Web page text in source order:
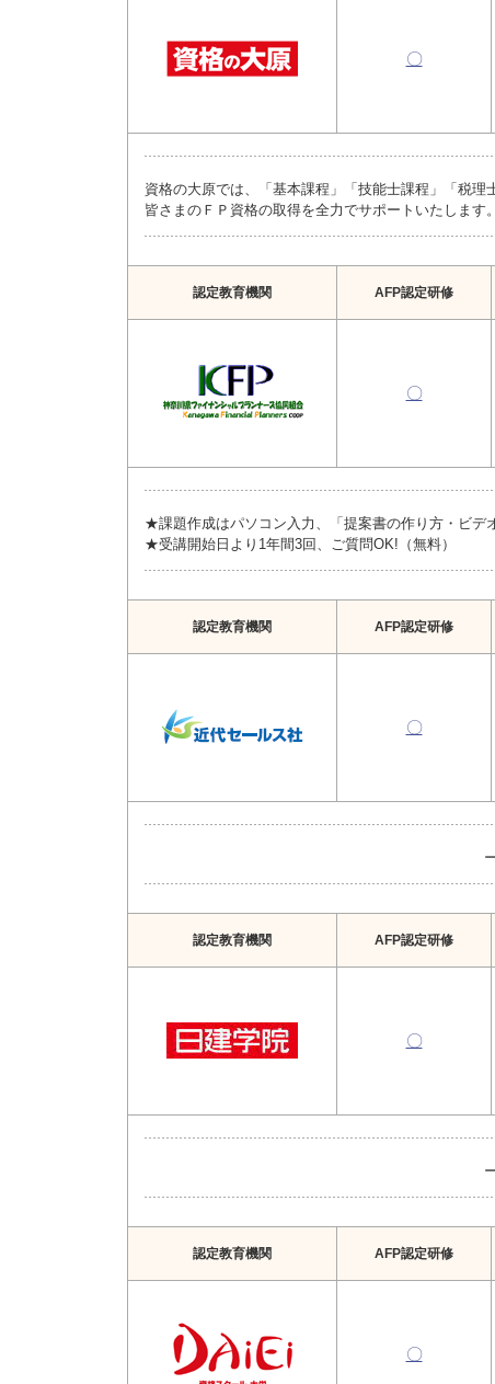
〇
資格の大原では、「基本課程」「技能士課程」「税理
皆さまのＦＰ資格の取得を全力でサポートいたします
認定教育機関 AFP認定研修
〇
★課題作成はパソコン入力、「提案書の作り方・ビデ
★受講開始日より1年間3回、ご質問OK!（無料）
認定教育機関 AFP認定研修
〇
認定教育機関 AFP認定研修
〇
認定教育機関 AFP認定研修
〇